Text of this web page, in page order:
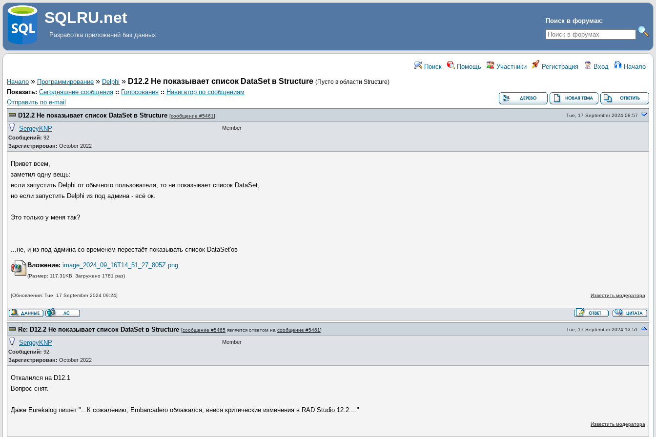
Поиск в форумах:
SQLRU.net
Разработка приложений баз данных
Поиск Помощь Участники Регистрация Вход Начало
Начало » Программирование » Delphi » D12.2 Не показывает список DataSet в Structure (Пусто в области Structure)
Показать: Сегодняшние сообщения :: Голосования :: Навигатор по сообщениям
Отправить по e-mail
D12.2 Не показывает список DataSet в Structure [сообщение #5461] Tue, 17 September 2024 08:57
SergeyKNP
Сообщений: 92
Зарегистрирован: October 2022
Member
Привет всем,
заметил одну вещь:
если запустить Delphi от обычного пользователя, то не показывает список DataSet,
но если запустить Delphi из под админа - всё ок.
Это только у меня так?
...не, и из-под админа со временем перестаёт показывать список DataSet'ов
Вложение: image_2024_09_16T14_51_27_805Z.png
(Размер: 117.31KB, Загружено 1781 раз)
[Обновления: Tue, 17 September 2024 09:24] Известить модератора
Re: D12.2 Не показывает список DataSet в Structure [сообщение #5465 является ответом на сообщение #5461] Tue, 17 September 2024 13:51
SergeyKNP
Сообщений: 92
Зарегистрирован: October 2022
Member
Откалился на D12.1
Вопрос снят.
Даже Eurekalog пишет "...К сожалению, Embarcadero облажался, внеся критические изменения в RAD Studio 12.2...."
Известить модератора